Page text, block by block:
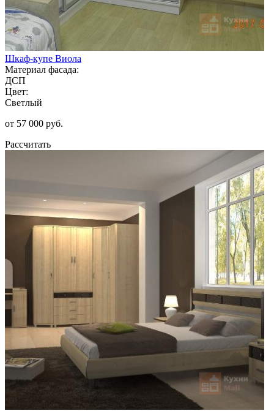
Шкаф-купе Виола
Материал фасада:
ДСП
Цвет:
Светлый
от 57 000 руб.
Рассчитать